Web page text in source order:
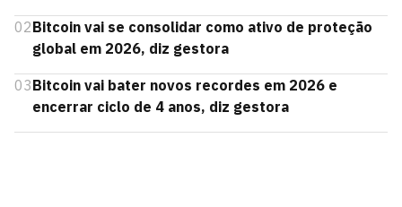
02Bitcoin vai se consolidar como ativo de proteção
global em 2026, diz gestora
03Bitcoin vai bater novos recordes em 2026 e
encerrar ciclo de 4 anos, diz gestora